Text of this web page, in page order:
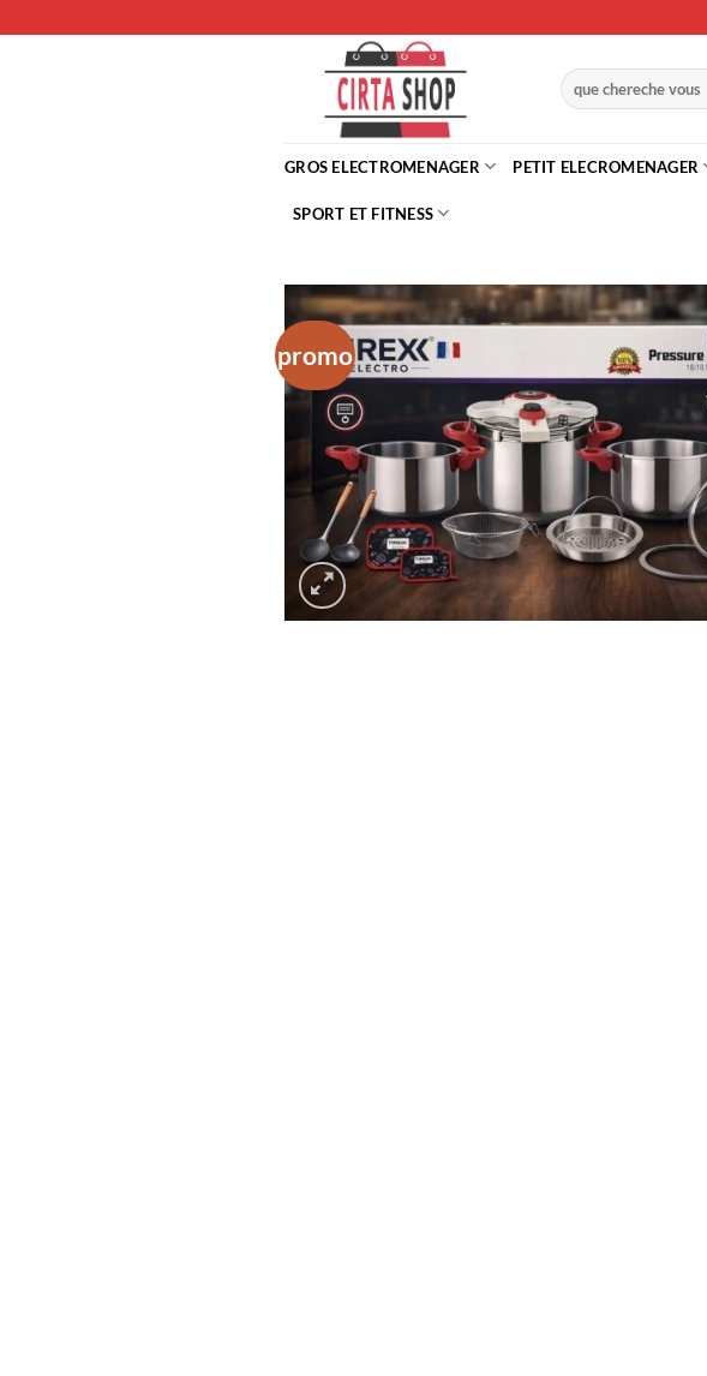
Recherche
pour :
GROS ELECTROMENAGER PETIT ELECROMENAGER
SPORT ET FITNESS
promo